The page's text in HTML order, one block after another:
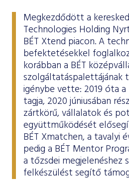
Megkezdődött a
Technologies Holding
BÉT Xtend piacon. A
befektetésekkel
korábban a BÉT
szolgáltatáspalettájának
igénybe vette: 2019 óta a
tagja, 2020 júniusában
zártkörű, vállalatok és
együttműködését
BÉT Xmatchen, a tavalyi
pedig a BÉT Mentor
a tőzsdei megjelenéshez
felkészülést segítő